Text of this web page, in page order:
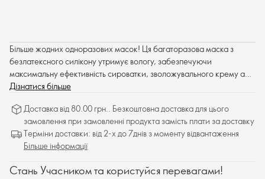
Більше жодних одноразових масок! Ця багаторазова маска з
безлатексного силікону утримує вологу, забезпечуючи
максимальну ефективність сироватки, зволожувального крему або
маски.
Дізнатися більше
Доставка від 80.00 грн.. Безкоштовна доставка для цього
замовлення при замовленні продукта замість плати за доставку
Терміни доставки: від 2-х до 7днів з моменту відвантаження
Більше інформації
Стань Учасником та користуйся перевагами!